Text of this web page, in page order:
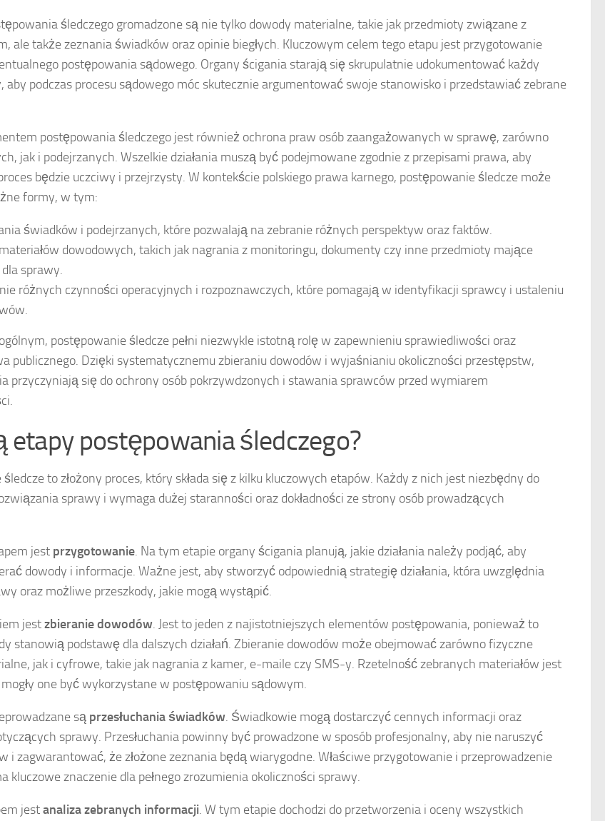
śledczego gromadzone są nie tylko dowody materialne, takie jak przedmioty związane z
ale także zeznania świadków oraz opinie biegłych. Kluczowym celem tego etapu jest przygotowanie
postępowania sądowego. Organy ścigania starają się skrupulatnie udokumentować każdy
aby podczas procesu sądowego móc skutecznie argumentować swoje stanowisko i przedstawiać zebrane
postępowania śledczego jest również ochrona praw osób zaangażowanych w sprawę, zarówno
jak i podejrzanych. Wszelkie działania muszą być podejmowane zgodnie z przepisami prawa, aby
będzie uczciwy i przejrzysty. W kontekście polskiego prawa karnego, postępowanie śledcze może
formy, w tym:
świadków i podejrzanych, które pozwalają na zebranie różnych perspektyw oraz faktów.
dowodowych, takich jak nagrania z monitoringu, dokumenty czy inne przedmioty mające
sprawy.
różnych czynności operacyjnych i rozpoznawczych, które pomagają w identyfikacji sprawcy i ustaleniu
postępowanie śledcze pełni niezwykle istotną rolę w zapewnieniu sprawiedliwości oraz
publicznego. Dzięki systematycznemu zbieraniu dowodów i wyjaśnianiu okoliczności przestępstw,
przyczyniają się do ochrony osób pokrzywdzonych i stawania sprawców przed wymiarem
etapy postępowania śledczego?
to złożony proces, który składa się z kilku kluczowych etapów. Każdy z nich jest niezbędny do
sprawy i wymaga dużej staranności oraz dokładności ze strony osób prowadzących
jest przygotowanie. Na tym etapie organy ścigania planują, jakie działania należy podjąć, aby
dowody i informacje. Ważne jest, aby stworzyć odpowiednią strategię działania, która uwzględnia
oraz możliwe przeszkody, jakie mogą wystąpić.
jestzbieranie dowodów. Jest to jeden z najistotniejszych elementów postępowania, ponieważ to
stanowią podstawę dla dalszych działań. Zbieranie dowodów może obejmować zarówno fizyczne
jak i cyfrowe, takie jak nagrania z kamer, e-maile czy SMS-y. Rzetelność zebranych materiałów jest
one być wykorzystane w postępowaniu sądowym.
są przesłuchania świadków. Świadkowie mogą dostarczyć cennych informacji oraz
sprawy. Przesłuchania powinny być prowadzone w sposób profesjonalny, aby nie naruszyć
i zagwarantować, że złożone zeznania będą wiarygodne. Właściwe przygotowanie i przeprowadzenie
kluczowe znaczenie dla pełnego zrozumienia okoliczności sprawy.
jestanaliza zebranych informacji. W tym etapie dochodzi do przetworzenia i oceny wszystkich